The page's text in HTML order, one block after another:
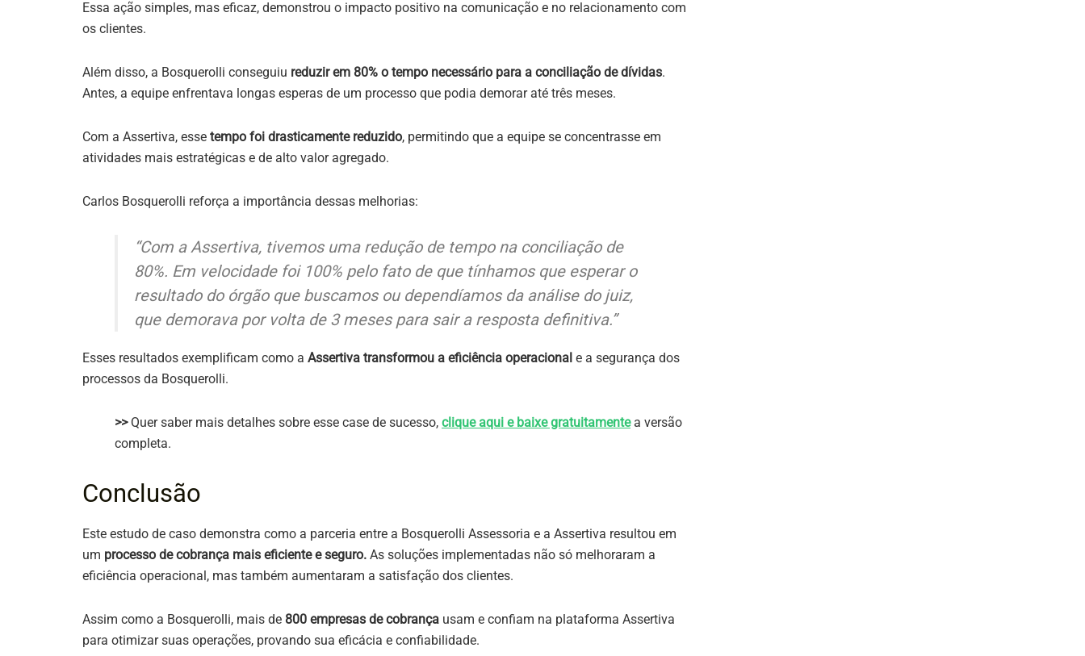
Essa ação simples, mas eficaz, demonstrou o impacto positivo na comunicação e no relacionamento com
os clientes.
Além disso, a Bosquerolli conseguiu reduzir em 80% o tempo necessário para a conciliação de dívidas.
Antes, a equipe enfrentava longas esperas de um processo que podia demorar até três meses.
Com a Assertiva, esse tempo foi drasticamente reduzido, permitindo que a equipe se concentrasse em
atividades mais estratégicas e de alto valor agregado.
Carlos Bosquerolli reforça a importância dessas melhorias:
“Com a Assertiva, tivemos uma redução de tempo na conciliação de
80%. Em velocidade foi 100% pelo fato de que tínhamos que esperar o
resultado do órgão que buscamos ou dependíamos da análise do juiz,
que demorava por volta de 3 meses para sair a resposta definitiva.”
Esses resultados exemplificam como a Assertiva transformou a eficiência operacional e a segurança dos
processos da Bosquerolli.
>>Quer saber mais detalhes sobre esse case de sucesso, clique aqui e baixe gratuitamente a versão
completa.
Conclusão
Este estudo de caso demonstra como a parceria entre a Bosquerolli Assessoria e a Assertiva resultou em
um processo de cobrança mais eficiente e seguro. As soluções implementadas não só melhoraram a
eficiência operacional, mas também aumentaram a satisfação dos clientes.
Assim como a Bosquerolli, mais de 800 empresas de cobrança usam e confiam na plataforma Assertiva
para otimizar suas operações, provando sua eficácia e confiabilidade.